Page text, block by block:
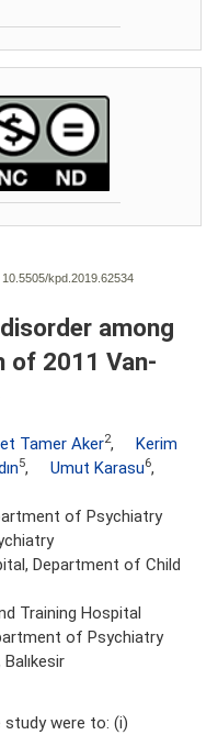
10.5505/kpd.2019.62534
among
of 2011 Van-
Tamer Aker2,
Kerim
5, Umut Karasu6,
of Psychiatry
Department of Child
Training Hospital
of Psychiatry
study were to: (i)